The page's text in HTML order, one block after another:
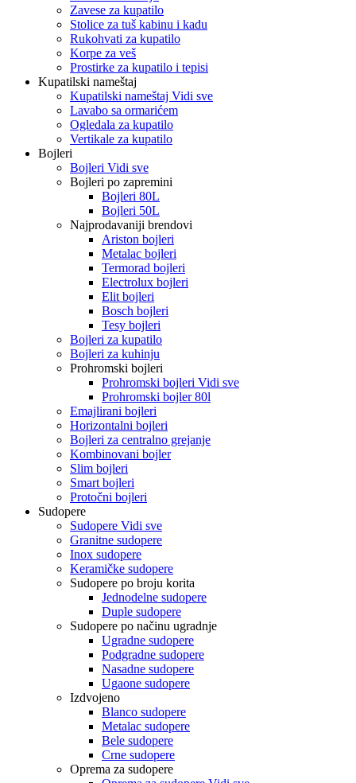
Zavese za kupatilo
Stolice za tuš kabinu i kadu
Rukohvati za kupatilo
Korpe za veš
Prostirke za kupatilo i tepisi
Kupatilski nameštaj
Kupatilski nameštaj Vidi sve
Lavabo sa ormarićem
Ogledala za kupatilo
Vertikale za kupatilo
Bojleri
Bojleri Vidi sve
Bojleri po zapremini
Bojleri 80L
Bojleri 50L
Najprodavaniji brendovi
Ariston bojleri
Metalac bojleri
Termorad bojleri
Electrolux bojleri
Elit bojleri
Bosch bojleri
Tesy bojleri
Bojleri za kupatilo
Bojleri za kuhinju
Prohromski bojleri
Prohromski bojleri Vidi sve
Prohromski bojler 80l
Emajlirani bojleri
Horizontalni bojleri
Bojleri za centralno grejanje
Kombinovani bojler
Slim bojleri
Smart bojleri
Protočni bojleri
Sudopere
Sudopere Vidi sve
Granitne sudopere
Inox sudopere
Keramičke sudopere
Sudopere po broju korita
Jednodelne sudopere
Duple sudopere
Sudopere po načinu ugradnje
Ugradne sudopere
Podgradne sudopere
Nasadne sudopere
Ugaone sudopere
Izdvojeno
Blanco sudopere
Metalac sudopere
Bele sudopere
Crne sudopere
Oprema za sudopere